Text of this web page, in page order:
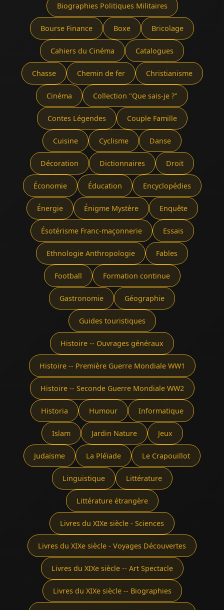
Biographies Politiques Militaires
Bourse Finance Boxe Bricolage
Cahiers du Cinéma Catalogues
Chasse Chemin de fer Christianisme
Cinéma Collection "Que sais-je ?"
Contes Légendes Couple Famille
Cuisine Cyclisme Danse
Décoration Dictionnaires Droit
Économie Éducation Encyclopédies
Énergie Énigme Mystère Enquête
Ésotérisme Franc-maçonnerie Essais
Ethnologie Anthropologie Fables
Football Formation continue
Gastronomie Géographie
Guides touristiques
Histoire -- Ouvrages généraux
Histoire -- Première Guerre Mondiale WW1
Histoire -- Seconde Guerre Mondiale WW2
Historia Humour Informatique
Islam Jardin Nature Jeux
Judaïsme La Pléïade Le Crapouillot
Linguistique Littérature
Littérature étrangère
Livres du XIXe siècle - Sciences
Livres du XIXe siècle - Voyages Découvertes
Livres du XIXe siècle -- Art Spectacle
Livres du XIXe siècle -- Biographies